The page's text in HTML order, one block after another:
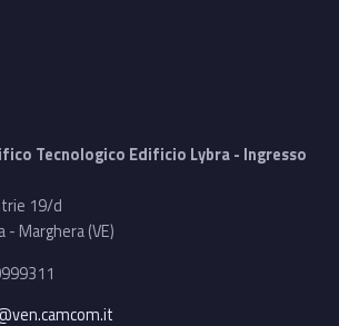
Tecnologico Edificio Lybra - Ingresso
19/d
- Marghera (VE)